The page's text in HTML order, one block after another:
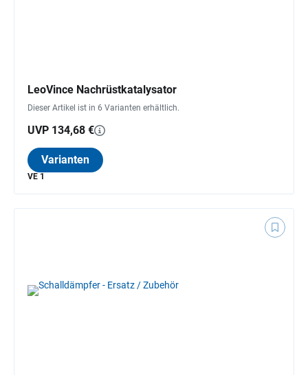
LeoVince Nachrüstkatalysator
Dieser Artikel ist in 6 Varianten erhältlich.
UVP 134,68 €
Varianten
VE 1